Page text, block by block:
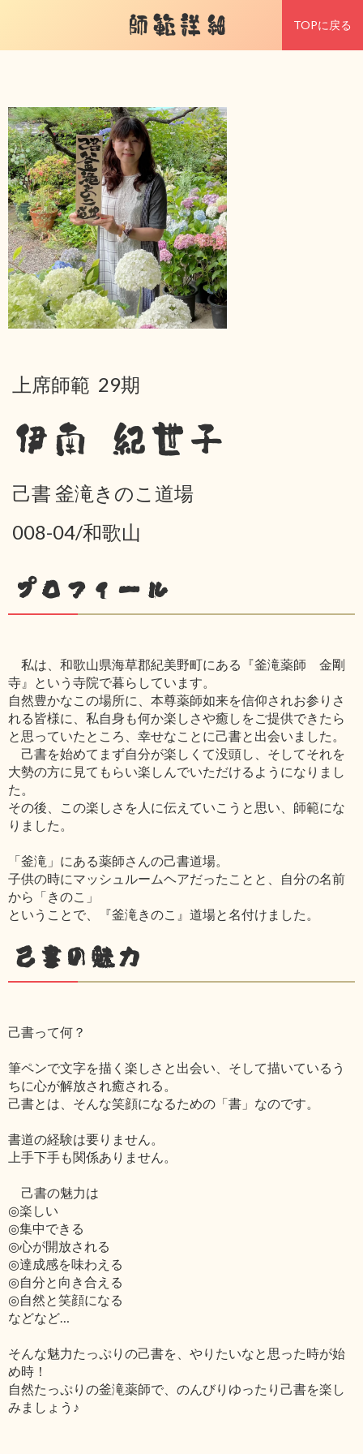
師範詳細 TOPに戻る
上席師範 29期
伊南 紀世子
己書 釜滝きのこ道場
008-04/和歌山
プロフィール
私は、和歌山県海草郡紀美野町にある『釜滝薬師 金剛
寺』という寺院で暮らしています。
自然豊かなこの場所に、本尊薬師如来を信仰されお参りさ
れる皆様に、私自身も何か楽しさや癒しをご提供できたら
と思っていたところ、幸せなことに己書と出会いました。
己書を始めてまず自分が楽しくて没頭し、そしてそれを
大勢の方に見てもらい楽しんでいただけるようになりまし
た。
その後、この楽しさを人に伝えていこうと思い、師範にな
りました。
「釜滝」にある薬師さんの己書道場。
子供の時にマッシュルームヘアだったことと、自分の名前
から「きのこ」
ということで、『釜滝きのこ』道場と名付けました。
己書の魅力
己書って何？
筆ペンで文字を描く楽しさと出会い、そして描いているう
ちに心が解放され癒される。
己書とは、そんな笑顔になるための「書」なのです。
書道の経験は要りません。
上手下手も関係ありません。
己書の魅力は
◎楽しい
◎集中できる
◎心が開放される
◎達成感を味わえる
◎自分と向き合える
◎自然と笑顔になる
などなど…
そんな魅力たっぷりの己書を、やりたいなと思った時が始
め時！
自然たっぷりの釜滝薬師で、のんびりゆったり己書を楽し
みましょう♪